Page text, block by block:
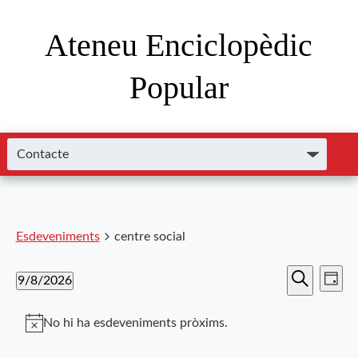
Ateneu Enciclopèdic
Popular
Esdeveniments centre social
Cerca de
Dia
9/8/2026
una
data.
No hi ha esdeveniments pròxims.